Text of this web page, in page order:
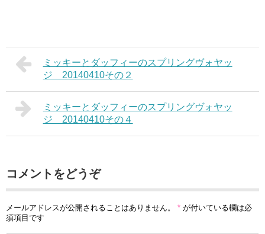
ミッキーとダッフィーのスプリングヴォヤッ
ジ 20140410その２
ミッキーとダッフィーのスプリングヴォヤッ
ジ 20140410その４
コメントをどうぞ
メールアドレスが公開されることはありません。 * が付いている欄は必
須項目です